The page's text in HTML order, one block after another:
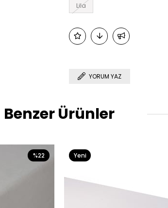
Lila
YORUM YAZ
Benzer Ürünler
%22
Yeni